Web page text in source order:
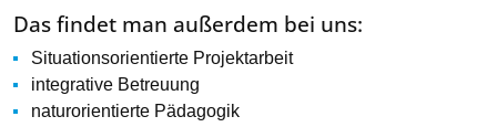
Das findet man außerdem bei uns:
Situationsorientierte Projektarbeit
integrative Betreuung
naturorientierte Pädagogik